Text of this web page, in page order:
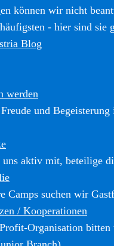
können wir nicht
- hier sind sie
Blog
werden
und
uns aktiv mit, beteilige
Camps suchen wir
/ Kooperationen
Organisation bitten